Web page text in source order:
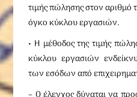
τιμής πώλησης στον
όγκο κύκλου εργασιών.
• Η μέθοδος της τιμής
κύκλου εργασιών
των εσόδων από